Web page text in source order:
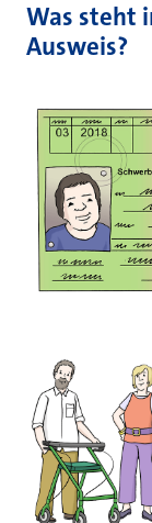
Was steht
Ausweis?